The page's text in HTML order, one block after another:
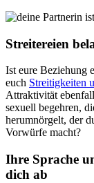
Streitereien
Ist eure Beziehung
euch Streitigkeiten
Attraktivität
sexuell begehren,
herumnörgelt, der
Vorwürfe macht?
Ihre Sprache
dich ab